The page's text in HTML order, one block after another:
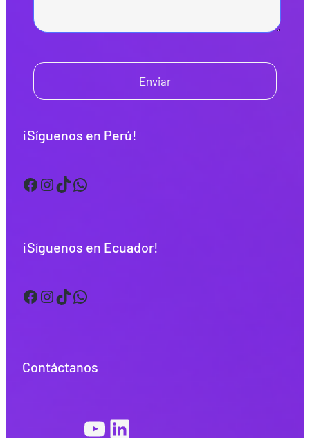
Enviar
¡Síguenos en Perú!
Facebook InstagramTikTok WhatsApp
¡Síguenos en Ecuador!
Facebook InstagramTikTok WhatsApp
Contáctanos
YouTube LinkedIn